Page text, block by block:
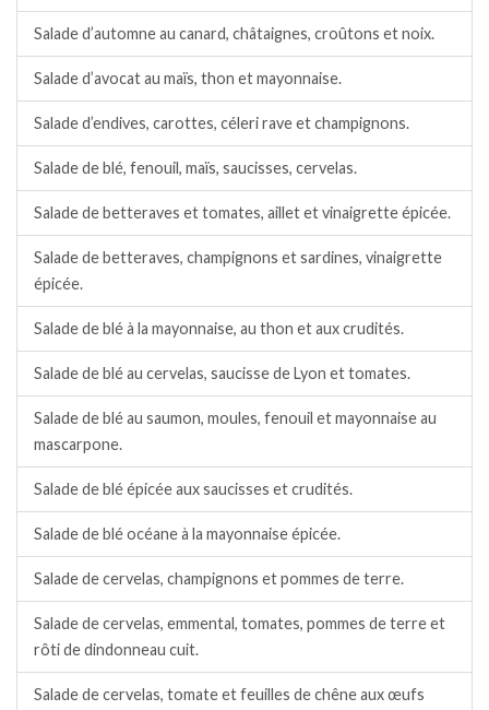
Salade d’automne au canard, châtaignes, croûtons et noix.
Salade d’avocat au maïs, thon et mayonnaise.
Salade d’endives, carottes, céleri rave et champignons.
Salade de blé, fenouil, maïs, saucisses, cervelas.
Salade de betteraves et tomates, aillet et vinaigrette épicée.
Salade de betteraves, champignons et sardines, vinaigrette
épicée.
Salade de blé à la mayonnaise, au thon et aux crudités.
Salade de blé au cervelas, saucisse de Lyon et tomates.
Salade de blé au saumon, moules, fenouil et mayonnaise au
mascarpone.
Salade de blé épicée aux saucisses et crudités.
Salade de blé océane à la mayonnaise épicée.
Salade de cervelas, champignons et pommes de terre.
Salade de cervelas, emmental, tomates, pommes de terre et
rôti de dindonneau cuit.
Salade de cervelas, tomate et feuilles de chêne aux œufs